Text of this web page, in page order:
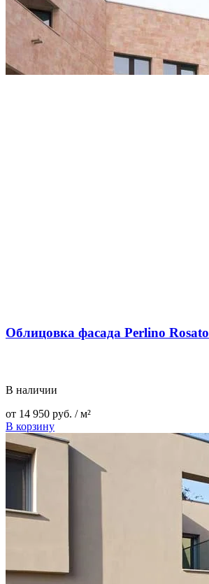
Облицовка фасада Perlino Rosato
В наличии
от 14 950 руб. / м²
В корзину